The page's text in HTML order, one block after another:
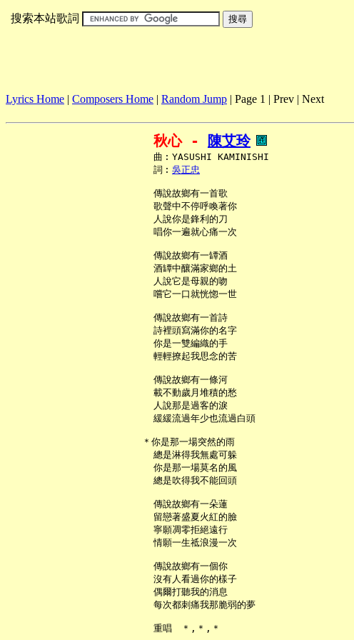
搜索本站歌詞
Lyrics Home | Composers Home | Random Jump | Page 1 | Prev | Next
秋心 - 陳艾玲
     曲︰YASUSHI KAMINISHI
     詞︰
吳正忠
     傳說故鄉有一首歌
     歌聲中不停呼喚著你
     人說你是鋒利的刀
     唱你一遍就心痛一次
     傳說故鄉有一罈酒
     酒罈中釀滿家鄉的土
     人說它是母親的吻
     嚐它一口就恍惚一世
     傳說故鄉有一首詩
     詩裡頭寫滿你的名字
     你是一雙編織的手
     輕輕撩起我思念的苦
     傳說故鄉有一條河
     載不動歲月堆積的愁
     人說那是過客的淚
     緩緩流過年少也流過白頭
   ＊你是那一場突然的雨
     總是淋得我無處可躲
     你是那一場莫名的風
     總是吹得我不能回頭
     傳說故鄉有一朵蓮
     留戀著盛夏火紅的臉
     寧願凋零拒絕遠行
     情願一生祗浪漫一次
     傳說故鄉有一個你
     沒有人看過你的樣子
     偶爾打聽我的消息
     每次都刺痛我那脆弱的夢
     重唱　＊,＊,＊